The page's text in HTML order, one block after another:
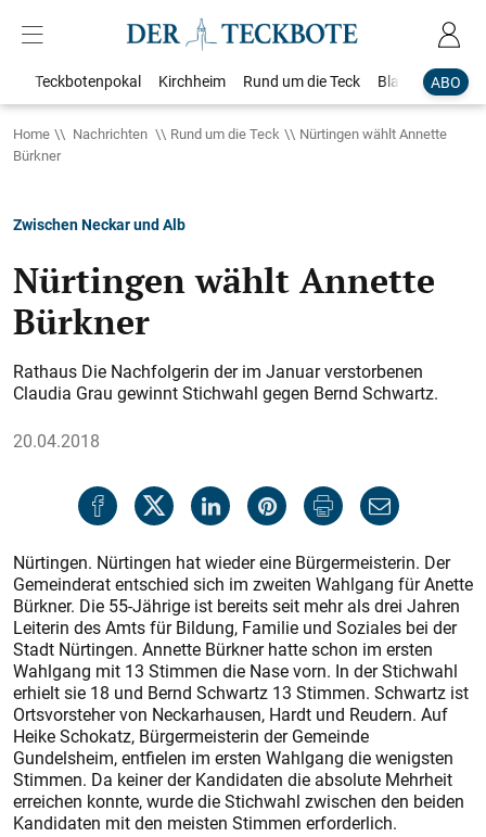
ABO
Teckbotenpokal Kirchheim Rund um die Teck Blaulicht
Home Nachrichten Rund um die Teck
Nürtingen wählt Annette
Bürkner
Zwischen Neckar und Alb
Nürtingen wählt Annette
Bürkner
Rathaus Die Nachfolgerin der im Januar verstorbenen
Claudia Grau gewinnt Stichwahl gegen Bernd Schwartz.
20.04.2018
Nürtingen. Nürtingen hat wieder eine Bürgermeisterin. Der
Gemeinderat entschied sich im zweiten Wahlgang für Anette
Bürkner. Die 55-Jährige ist bereits seit mehr als drei Jahren
Leiterin des Amts für Bildung, Familie und Soziales bei der
Stadt Nürtingen. Annette Bürkner hatte schon im ersten
Wahlgang mit 13 Stimmen die Nase vorn. In der Stichwahl
erhielt sie 18 und Bernd Schwartz 13 Stimmen. Schwartz ist
Ortsvorsteher von Neckarhausen, Hardt und Reudern. Auf
Heike Schokatz, Bürgermeisterin der Gemeinde
Gundelsheim, entfielen im ersten Wahlgang die wenigsten
Stimmen. Da keiner der Kandidaten die absolute Mehrheit
erreichen konnte, wurde die Stichwahl zwischen den beiden
Kandidaten mit den meisten Stimmen erforderlich.